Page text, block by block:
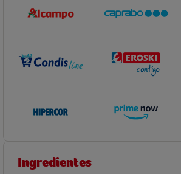
Ingredientes